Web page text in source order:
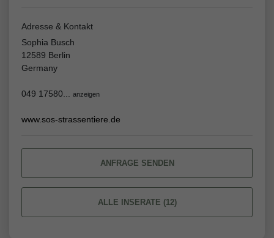
Adresse & Kontakt
Sophia Busch
12589 Berlin
Germany
049 17580... anzeigen
www.sos-strassentiere.de
ANFRAGE SENDEN
ALLE INSERATE (12)